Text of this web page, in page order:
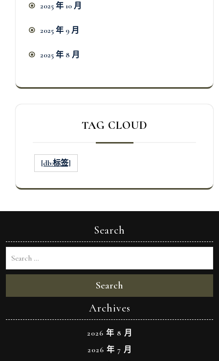
2025 年 10 月
2025 年 9 月
2025 年 8 月
TAG CLOUD
[db:标签]
Search
Search
Archives
2026 年 8 月
2026 年 7 月